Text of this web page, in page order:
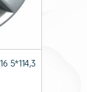
5*114,3